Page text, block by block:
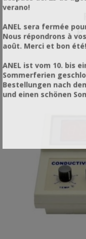
verano!
ANEL sera fermée
Nous répondrons à
août. Merci et bon été!
ANEL ist vom 10. bis
Sommerferien
Bestellungen nach
und einen schönen